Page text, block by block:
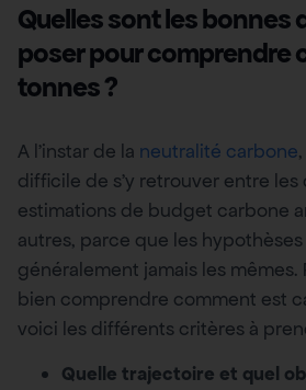
Quelles sont les bonnes
poser pour comprendre
tonnes ?
A l’instar de la neutralité carbone
difficile de s’y retrouver entre
estimations de budget carbone
autres, parce que les
généralement jamais les mêmes.
bien comprendre comment est
voici les différents critères à
Quelle trajectoire et quel